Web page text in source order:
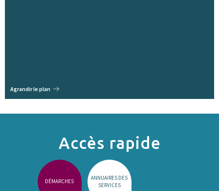
Agrandir le plan
Accès rapide
DÉMARCHES
ANNUAIRES DES
SERVICES